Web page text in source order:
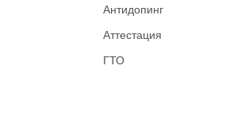
Антидопинг
Аттестация
ГТО